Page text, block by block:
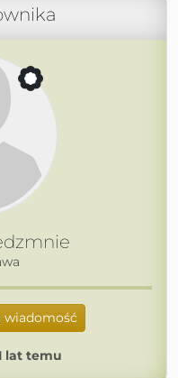
wiadomość
lat temu